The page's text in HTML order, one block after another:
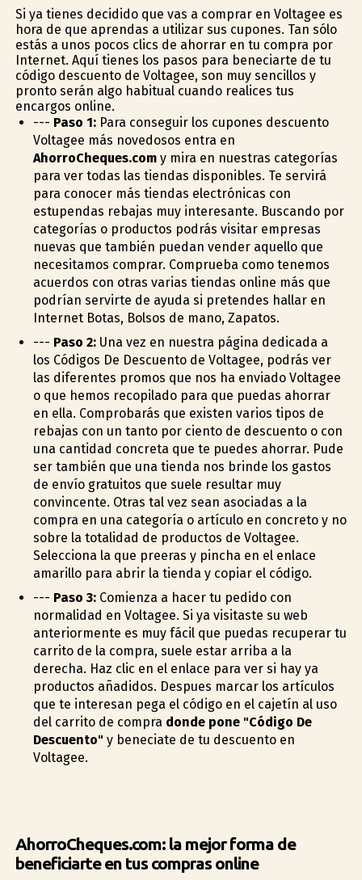
Si ya tienes decidido que vas a comprar en Voltagee es
hora de que aprendas a utilizar sus cupones. Tan sólo
estás a unos pocos clics de ahorrar en tu compra por
Internet. Aquí tienes los pasos para beneficiarte de tu
código descuento de Voltagee, son muy sencillos y
pronto serán algo habitual cuando realices tus
encargos online.
--- Paso 1:Para conseguir los cupones descuento
Voltagee más novedosos entra en
AhorroCheques.comy mira en nuestras categorías
para ver todas las tiendas disponibles. Te servirá
para conocer más tiendas electrónicas con
estupendas rebajas muy interesante. Buscando por
categorías o productos podrás visitar empresas
nuevas que también puedan vender aquello que
necesitamos comprar. Comprueba como tenemos
acuerdos con otras varias tiendas online más que
podrían servirte de ayuda si pretendes hallar en
Internet Botas, Bolsos de mano, Zapatos.
--- Paso 2:Una vez en nuestra página dedicada a
los Códigos De Descuento de Voltagee, podrás ver
las diferentes promos que nos ha enviado Voltagee
o que hemos recopilado para que puedas ahorrar
en ella. Comprobarás que existen varios tipos de
rebajas con un tanto por ciento de descuento o con
una cantidad concreta que te puedes ahorrar. Pude
ser también que una tienda nos brinde los gastos
de envío gratuitos que suele resultar muy
convincente. Otras tal vez sean asociadas a la
compra en una categoría o artículo en concreto y no
sobre la totalidad de productos de Voltagee.
Selecciona la que prefieras y pincha en el enlace
amarillo para abrir la tienda y copiar el código.
--- Paso 3:Comienza a hacer tu pedido con
normalidad en Voltagee. Si ya visitaste su web
anteriormente es muy fácil que puedas recuperar tu
carrito de la compra, suele estar arriba a la
derecha. Haz clic en el enlace para ver si hay ya
productos añadidos. Despues marcar los artículos
que te interesan pega el código en el cajetín al uso
del carrito de compra donde pone "Código De
Descuento"y beneficiate de tu descuento en
Voltagee.
AhorroCheques.com: la mejor forma de
beneficiarte en tus compras online